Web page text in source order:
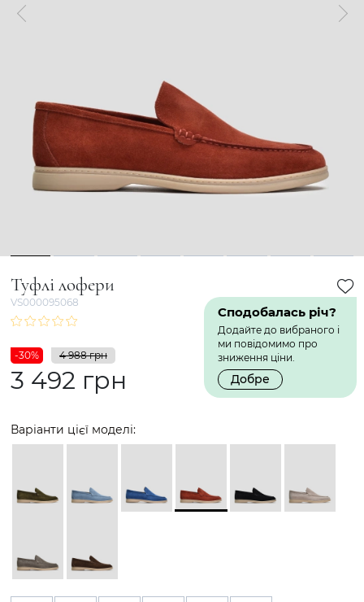
1 2 3 4 5 6 7 8
Туфлі лофери
VS000095068
Сподобалась річ?
Додайте до вибраного і
ми повідомимо про
зниження ціни.
Добре
-30% 4 988 грн
3 492 грн
Варіанти цієї моделі: